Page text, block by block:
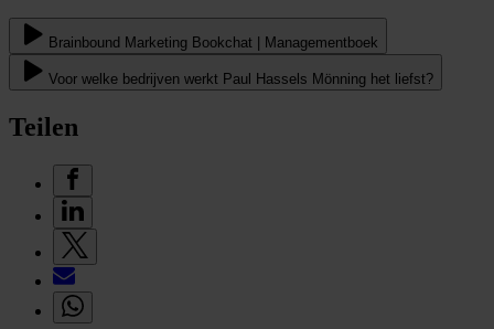
Brainbound Marketing Bookchat | Managementboek
Voor welke bedrijven werkt Paul Hassels Mönning het liefst?
Teilen